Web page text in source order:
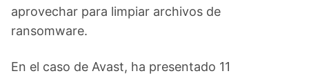
aprovechar para limpiar archivos de
ransomware.
En el caso de Avast, ha presentado 11